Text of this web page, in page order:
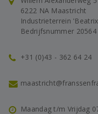
6222 NA Maastricht
Industrieterrein
Bedrijfsnummer 20564
+31 (0)43 - 362 64 24
Maandag t/m Vrijdag